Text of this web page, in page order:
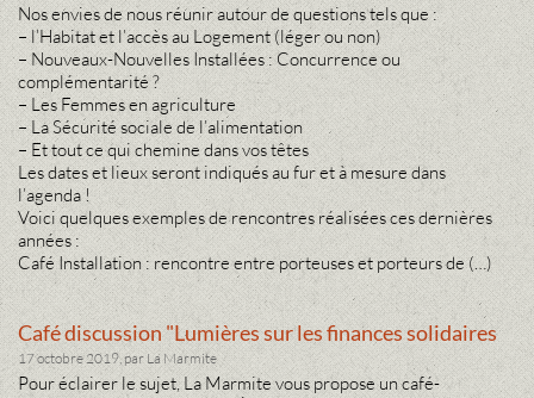
Nos envies de nous réunir autour de questions tels que :
– l’Habitat et l’accès au Logement (léger ou non)
– Nouveaux-Nouvelles Installées : Concurrence ou
complémentarité ?
– Les Femmes en agriculture
– La Sécurité sociale de l’alimentation
– Et tout ce qui chemine dans vos têtes
Les dates et lieux seront indiqués au fur et à mesure dans
l’agenda !
Voici quelques exemples de rencontres réalisées ces dernières
années :
Café Installation : rencontre entre porteuses et porteurs de (…)
Café discussion "Lumières sur les finances solidaires
17 octobre 2019, par La Marmite
Pour éclairer le sujet, La Marmite vous propose un café-